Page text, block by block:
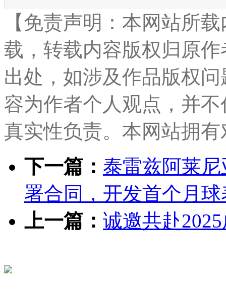
【免责声明：本网站所
载，转载内容版权归原
出处，如涉及作品版权
容为作者个人观点，并
真实性负责。本网站拥
下一篇： 泰雷兹阿莱
署合同，开发首个月
上一篇： 诚邀共赴